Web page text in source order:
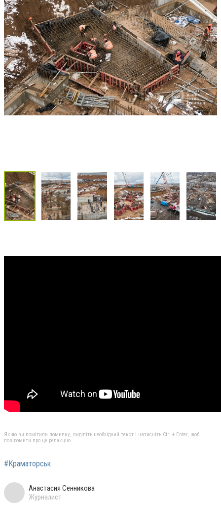
Якщо ви помітили помилку, виділіть необхідний текст і натисніть Ctrl + Enter, щоб
повідомити про це редакцію
#Краматорськ
Анастасия Сенникова
Журналист